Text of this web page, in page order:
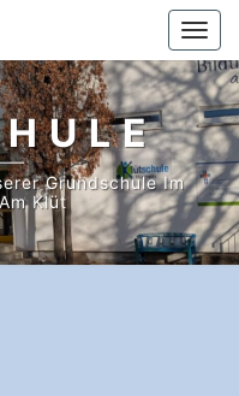
Grundschule Im
Klüt